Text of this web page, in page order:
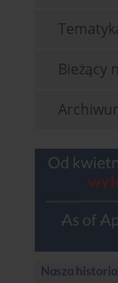
Bieżący